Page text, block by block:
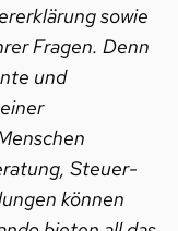
sowie
Fragen. Denn
und
Steuer-
können